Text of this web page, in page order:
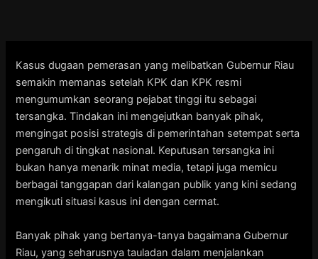
Kasus dugaan pemerasan yang melibatkan Gubernur Riau
semakin memanas setelah KPK dan KPK resmi
mengumumkan seorang pejabat tinggi itu sebagai
tersangka. Tindakan ini mengejutkan banyak pihak,
mengingat posisi strategis di pemerintahan setempat serta
pengaruh di tingkat nasional. Keputusan tersangka ini
bukan hanya menarik minat media, tetapi juga memicu
berbagai tanggapan dari kalangan publik yang kini sedang
mengikuti situasi kasus ini dengan cermat.
Banyak pihak yang bertanya-tanya bagaimana Gubernur
Riau, yang seharusnya tauladan dalam menjalankan